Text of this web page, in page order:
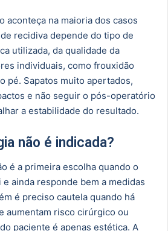
aconteça na maioria dos casos
recidiva depende do tipo de
utilizada, da qualidade da
individuais, como frouxidão
pé. Sapatos muito apertados,
e não seguir o pós-operatório
a estabilidade do resultado.
não é indicada?
é a primeira escolha quando o
ainda responde bem a medidas
é preciso cautela quando há
aumentam risco cirúrgico ou
paciente é apenas estética. A